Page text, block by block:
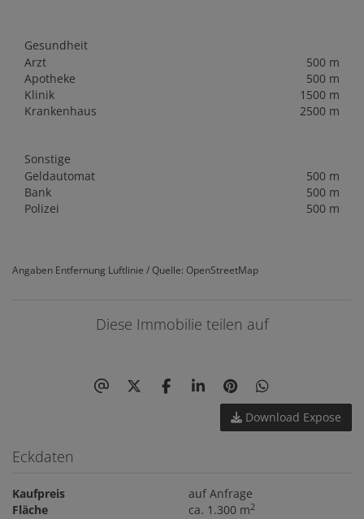
Gesundheit
Arzt
500 m
Apotheke
500 m
Klinik
1500 m
Krankenhaus
2500 m
Sonstige
Geldautomat
500 m
Bank
500 m
Polizei
500 m
Angaben Entfernung Luftlinie / Quelle: OpenStreetMap
Diese Immobilie teilen auf
Download Expose
Eckdaten
Kaufpreis
auf Anfrage
Fläche
ca. 1.300 m2